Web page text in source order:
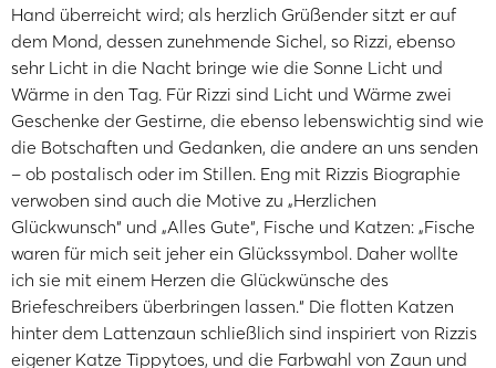
Hand überreicht wird; als herzlich Grüßender sitzt er auf
dem Mond, dessen zunehmende Sichel, so Rizzi, ebenso
sehr Licht in die Nacht bringe wie die Sonne Licht und
Wärme in den Tag. Für Rizzi sind Licht und Wärme zwei
Geschenke der Gestirne, die ebenso lebenswichtig sind wie
die Botschaften und Gedanken, die andere an uns senden
– ob postalisch oder im Stillen. Eng mit Rizzis Biographie
verwoben sind auch die Motive zu „Herzlichen
Glückwunsch“ und „Alles Gute“, Fische und Katzen: „Fische
waren für mich seit jeher ein Glückssymbol. Daher wollte
ich sie mit einem Herzen die Glückwünsche des
Briefeschreibers überbringen lassen.“ Die flotten Katzen
hinter dem Lattenzaun schließlich sind inspiriert von Rizzis
eigener Katze Tippytoes, und die Farbwahl von Zaun und